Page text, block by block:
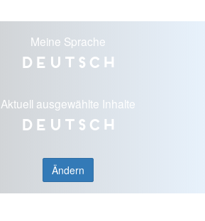
Meine Sprache
Deutsch
Aktuell ausgewählte Inhalte
Deutsch
Ändern